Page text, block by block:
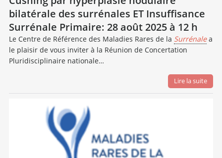
bilatérale des surrénales ET Insuffisance
Surrénale Primaire: 28 août 2025 à 12 h
Le Centre de Référence des Maladies Rares de la Surrénalea
le plaisir de vous inviter à la Réunion de Concertation
Pluridisciplinaire nationale…
Lire la suite